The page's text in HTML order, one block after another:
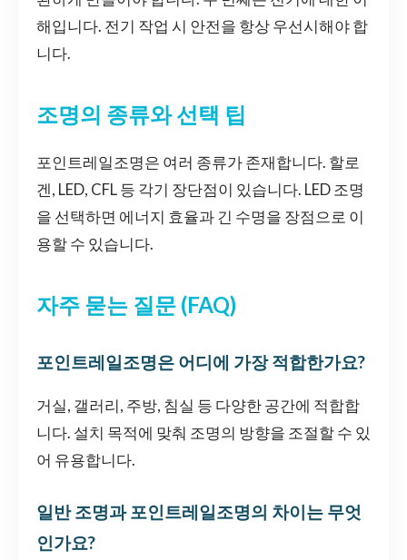
해입니다. 전기 작업 시 안전을 항상 우선시해야 합
니다.
조명의 종류와 선택 팁
포인트레일조명은 여러 종류가 존재합니다. 할로
겐, LED, CFL 등 각기 장단점이 있습니다. LED 조명
을 선택하면 에너지 효율과 긴 수명을 장점으로 이
용할 수 있습니다.
자주 묻는 질문 (FAQ)
포인트레일조명은 어디에 가장 적합한가요?
거실, 갤러리, 주방, 침실 등 다양한 공간에 적합합
니다. 설치 목적에 맞춰 조명의 방향을 조절할 수 있
어 유용합니다.
일반 조명과 포인트레일조명의 차이는 무엇
인가요?